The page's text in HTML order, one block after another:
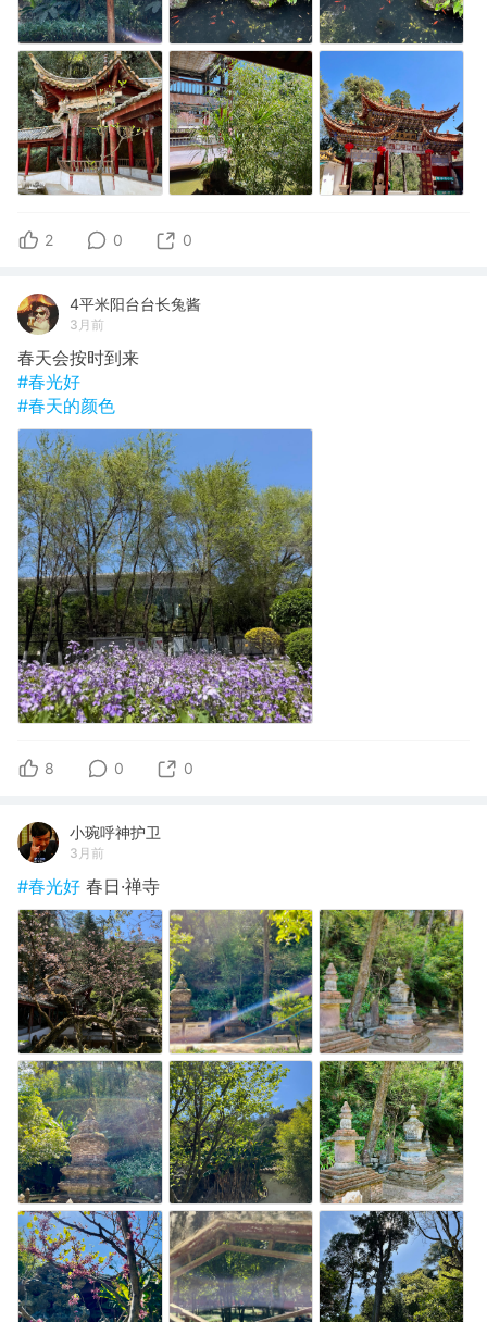
2 0 0
4平米阳台台长兔酱
3月前
春天会按时到来
#春光好
#春天的颜色
8 0 0
小琬呼神护卫
3月前
#春光好 春日·禅寺